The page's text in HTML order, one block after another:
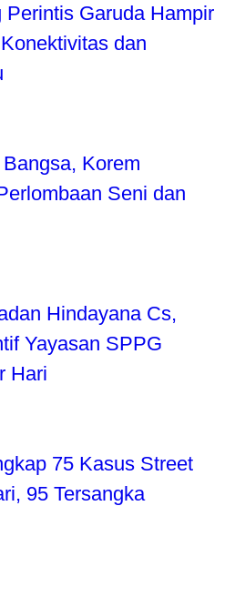
Garuda Hampir
dan
Korem
Seni dan
Hindayana Cs,
Yayasan SPPG
Hari
75 Kasus Street
95 Tersangka